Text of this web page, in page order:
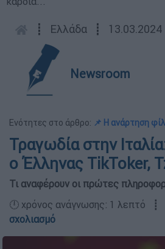
┋ Ελλάδα ┋ 13.03.2024
Newsroom
Ενότητες στο άρθρο: 📌 Η ανάρτηση
Τραγωδία στην
ο Έλληνας TikToker,
Τι αναφέρουν οι πρώτες
🕛 χρόνος ανάγνωσης: 1 λεπτό
σχολιασμό